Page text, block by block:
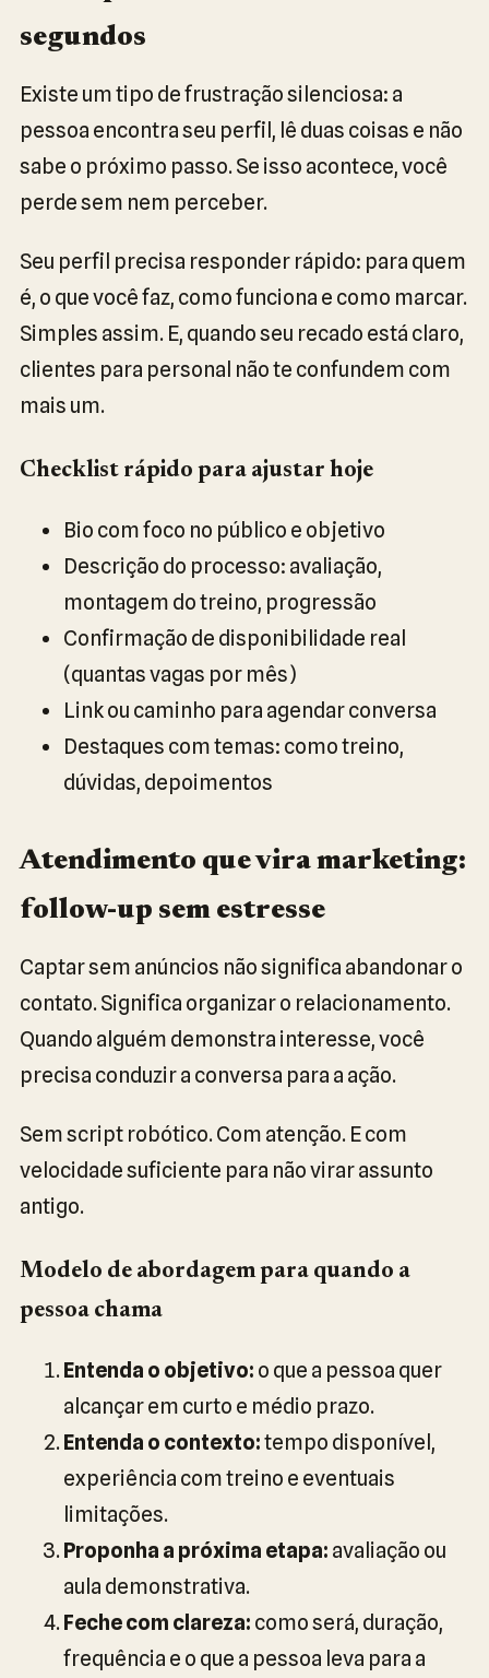
segundos
Existe um tipo de frustração silenciosa: a
pessoa encontra seu perfil, lê duas coisas e não
sabe o próximo passo. Se isso acontece, você
perde sem nem perceber.
Seu perfil precisa responder rápido: para quem
é, o que você faz, como funciona e como marcar.
Simples assim. E, quando seu recado está claro,
clientes para personal não te confundem com
mais um.
Checklist rápido para ajustar hoje
Bio com foco no público e objetivo
Descrição do processo: avaliação,
montagem do treino, progressão
Confirmação de disponibilidade real
(quantas vagas por mês)
Link ou caminho para agendar conversa
Destaques com temas: como treino,
dúvidas, depoimentos
Atendimento que vira marketing:
follow-up sem estresse
Captar sem anúncios não significa abandonar o
contato. Significa organizar o relacionamento.
Quando alguém demonstra interesse, você
precisa conduzir a conversa para a ação.
Sem script robótico. Com atenção. E com
velocidade suficiente para não virar assunto
antigo.
Modelo de abordagem para quando a
pessoa chama
Entenda o objetivo: o que a pessoa quer
alcançar em curto e médio prazo.
Entenda o contexto:tempo disponível,
experiência com treino e eventuais
limitações.
Proponha a próxima etapa: avaliação ou
aula demonstrativa.
Feche com clareza: como será, duração,
frequência e o que a pessoa leva para a